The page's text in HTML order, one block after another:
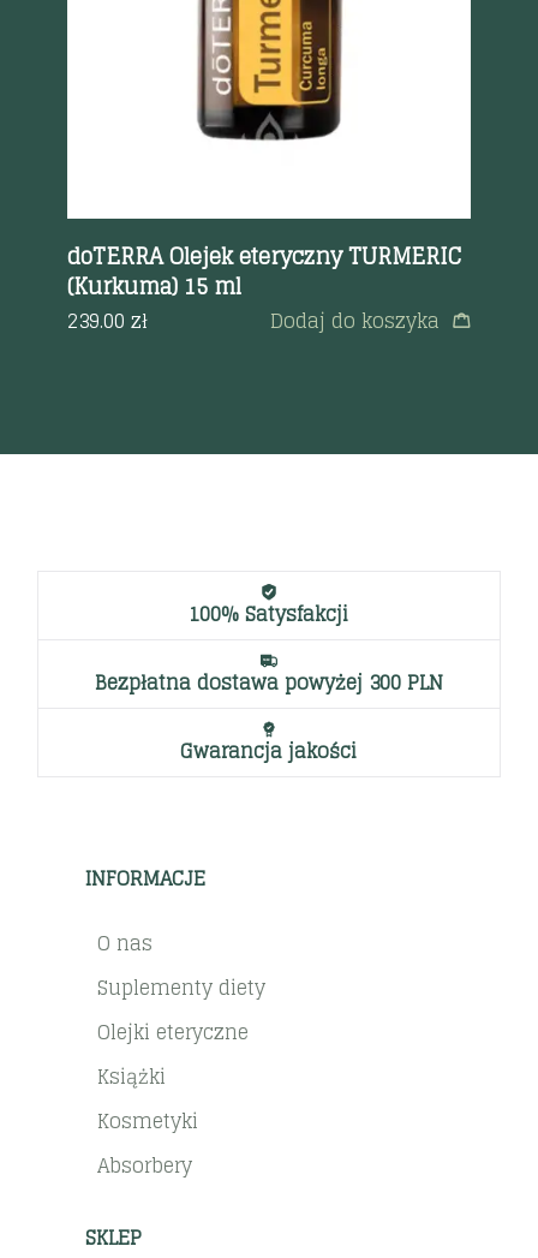
doTERRA Olejek eteryczny TURMERIC
(Kurkuma) 15 ml
239.00zł Dodaj do koszyka
100% Satysfakcji
Bezpłatna dostawa powyżej 300 PLN
Gwarancja jakości
INFORMACJE
O nas
Suplementy diety
Olejki eteryczne
Książki
Kosmetyki
Absorbery
SKLEP